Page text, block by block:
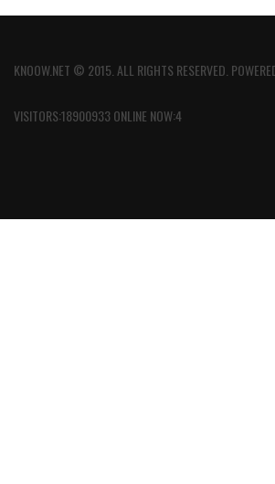
KNOOW.NET © 2015. ALL RIGHTS RESERVED.
VISITORS:18900933 ONLINE NOW:4